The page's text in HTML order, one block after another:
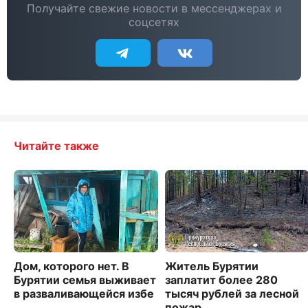
Получайте свежие новости в мессенджерах и
соцсетях
Читайте также
Дом, которого нет. В
Бурятии семья выживает
в разваливающейся избе
Житель Бурятии
заплатит более 280
тысяч рублей за лесной